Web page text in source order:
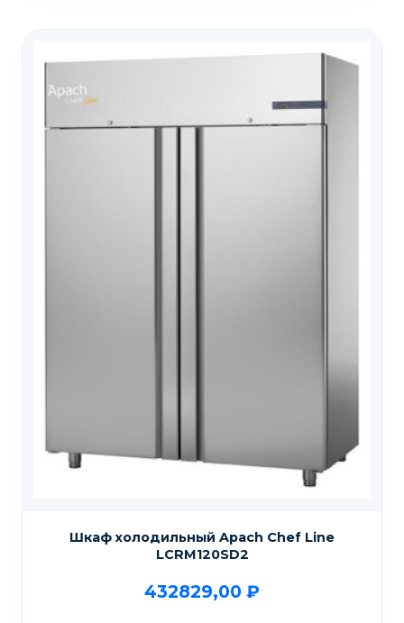
Шкаф холодильный Apach Chef Line
LCRM120SD2
432829,00 ₽